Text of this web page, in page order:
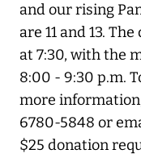
and our rising
are 11 and 13.
at 7:30, with the
8:00 - 9:30 p.m.
more
6780-5848 or
$25 donation